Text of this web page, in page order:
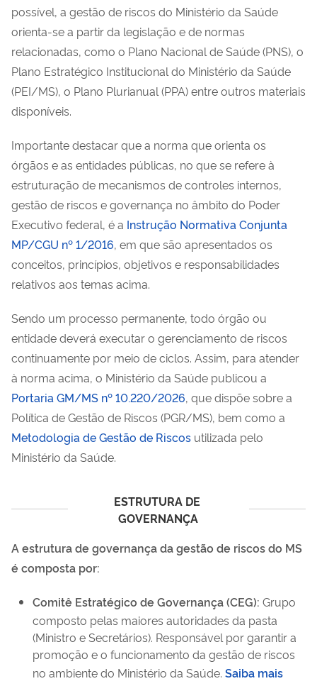
possível, a gestão de riscos do Ministério da Saúde
orienta-se a partir da legislação e de normas
relacionadas, como o Plano Nacional de Saúde (PNS), o
Plano Estratégico Institucional do Ministério da Saúde
(PEI/MS), o Plano Plurianual (PPA) entre outros materiais
disponíveis.
Importante destacar que a norma que orienta os
órgãos e as entidades públicas, no que se refere à
estruturação de mecanismos de controles internos,
gestão de riscos e governança no âmbito do Poder
Executivo federal, é a Instrução Normativa Conjunta
MP/CGU nº 1/2016, em que são apresentados os
conceitos, princípios, objetivos e responsabilidades
relativos aos temas acima.
Sendo um processo permanente, todo órgão ou
entidade deverá executar o gerenciamento de riscos
continuamente por meio de ciclos. Assim, para atender
à norma acima, o Ministério da Saúde publicou a
Portaria GM/MS nº 10.220/2026, que dispõe sobre a
Política de Gestão de Riscos (PGR/MS), bem como a
Metodologia de Gestão de Riscos utilizada pelo
Ministério da Saúde.
ESTRUTURA DE
GOVERNANÇA
A estrutura de governança da gestão de riscos do MS
é composta por:
Comitê Estratégico de Governança (CEG): Grupo
composto pelas maiores autoridades da pasta
(Ministro e Secretários). Responsável por garantir a
promoção e o funcionamento da gestão de riscos
no ambiente do Ministério da Saúde. Saiba mais